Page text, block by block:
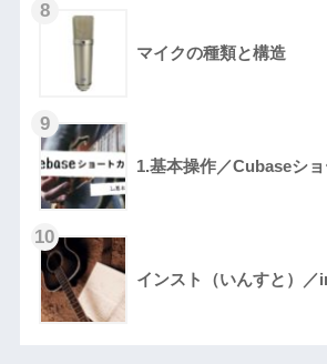
マイクの種類と構造
1.基本操作／Cubaseシ
インスト（いんすと）／